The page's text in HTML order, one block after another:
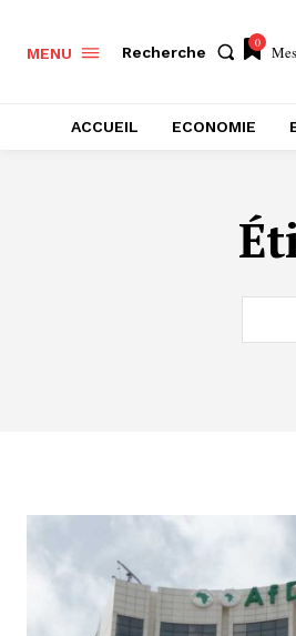
MENU Recherche
0
ACCUEIL ECONOMIE